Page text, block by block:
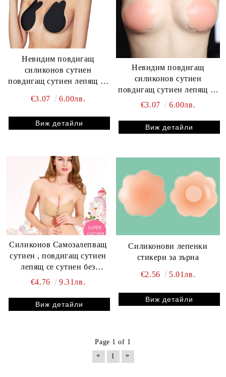
Невидим повдигащ
силиконов сутиен
повдигащ сутиен лепящ се
€3.07 6.00лв.
Виж детайли
Невидим повдигащ
силиконов сутиен
повдигащ сутиен лепящ се
сутиен без презрамки
Пастиси с Платири
€3.07 6.00лв.
Виж детайли
Силиконов Самозалепващ
сутиен , повдигащ сутиен
лепящ се сутиен без
презрамки
€4.76 9.31лв.
Виж детайли
Силиконови лепенки
стикери за зърна
€2.56 5.01лв.
Виж детайли
Page 1 of 1
«
1 »